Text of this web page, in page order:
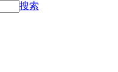
搜索